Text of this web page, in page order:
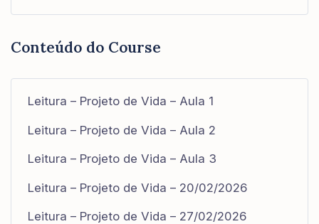
Conteúdo do Course
Leitura – Projeto de Vida – Aula 1
Leitura – Projeto de Vida – Aula 2
Leitura – Projeto de Vida – Aula 3
Leitura – Projeto de Vida – 20/02/2026
Leitura – Projeto de Vida – 27/02/2026